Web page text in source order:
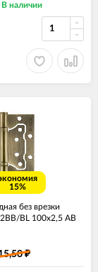
В наличии
15%
без врезки
BL 100x2,5 AB
₽